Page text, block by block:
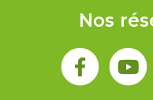
Nos